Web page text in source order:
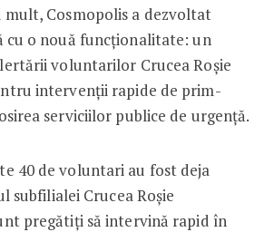
mult, Cosmopolis a dezvoltat
cu o nouă funcționalitate: un
voluntarilor Crucea Roșie
intervenții rapide de prim-
serviciilor publice de urgență.
40 de voluntari au fost deja
subfilialei Crucea Roșie
pregătiți să intervină rapid în